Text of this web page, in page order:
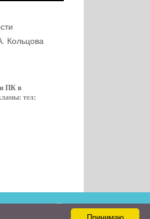
Кольцова
ПК в
тел:
Контакты